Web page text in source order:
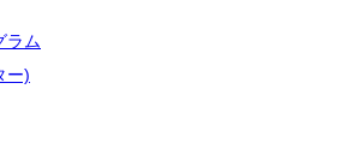
ラム
ー)